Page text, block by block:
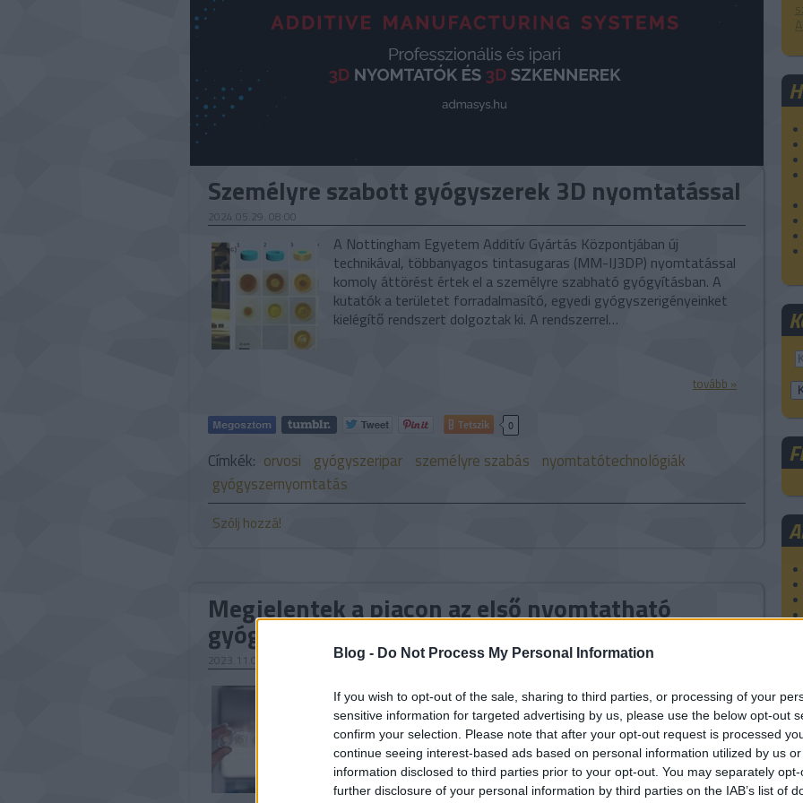
Blog - Do Not Process My Personal Information
If you wish to opt-out of the sale, sharing to third parties, or processing of your
sensitive information for targeted advertising by us, please use the below opt-out
confirm your selection. Please note that after your opt-out request is processed
continue seeing interest-based ads based on personal information utilized by us
information disclosed to third parties prior to your opt-out. You may separately
further disclosure of your personal information by third parties on the IAB’s list of
Személyre szabott gyógyszerek 3D nyomtatással
2024.05.29. 08:00
A Nottingham Egyetem Additív Gyártás Központjában új
technikával, többanyagos tintasugaras (MM-IJ3DP) nyomtatással
komoly áttörést értek el a személyre szabható gyógyításban. A
kutatók a területet forradalmasító, egyedi gyógyszerigényeinket
kielégítő rendszert dolgoztak ki. A rendszerrel…
tovább »
Tetszik 0
Címkék: orvosi gyógyszeripar személyre szabás
nyomtatótechnológiák
gyógyszernyomtatás
Szólj hozzá!
Megjelentek a piacon az első nyomtatható
gyógyszertinták
2023.11.06. 08:00
Folyamatosan nő a személyre szabott gyógyszerek iránti igény. A
genetikai, kor- és nembeli különbségek, a különféle allergiák és
betegségek külön-külön és együtt is befolyásolják, hogyan
reagálunk gyógyszerekre. Tömeggyártásukkal és a szabványosított
adagolással a kezelés hatékonyságát vesztheti,…